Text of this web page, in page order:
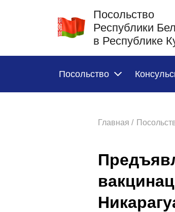
Посольство
Республики
в Республике
Посольство
Главная /